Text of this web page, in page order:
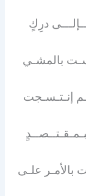
درِكٍ
بالمشـي
إنـتـسـجت
بالأمـر علـى